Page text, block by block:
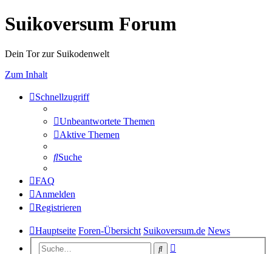
Suikoversum Forum
Dein Tor zur Suikodenwelt
Zum Inhalt
Schnellzugriff
Unbeantwortete Themen
Aktive Themen
Suche
FAQ
Anmelden
Registrieren
Hauptseite Foren-Übersicht Suikoversum.de News
Suche